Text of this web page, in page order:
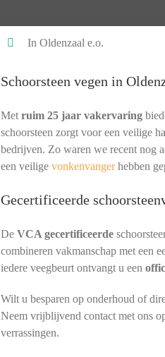
In Oldenzaal e.o.
Schoorsteen vegen in
Met ruim 25 jaar vakervaring
schoorsteen zorgt voor een veilige
bedrijven. Zo waren we recent nog
een veilige vonkenvangerhebben
Gecertificeerde
De VCA gecertificeerde
combineren vakmanschap met een
iedere veegbeurt ontvangt u een
Wilt u besparen op onderhoud of
Neem vrijblijvend contact met ons
verrassingen.